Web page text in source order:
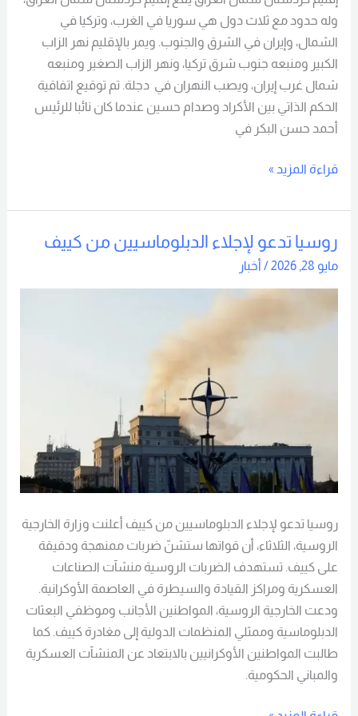
وله حدود مع ثلاث دول هي سوريا في الغرب، وتركيا في
الشمال، وإيران في الشرق والجنوب. ويمر بالإقليم نهر الزاب
الكبير ومنبعه جنوب شرق تركيا، ونهر الزاب الصغير ومنبعه
شمال غرب إيران، ويصب النهران في دجلة. تم توقيع اتفاقية
الحكم الذاتي بين الأكراد وصدام حسين عندما كان نائبا للرئيس
أحمد حسن البكر في
قراءة المزيد »
روسيا تدعو لإجلاء الدبلوماسيين من كييف
مايو 28, 2026 / أخبار
روسيا تدعو لإجلاء الدبلوماسيين من كييف أعلنت وزارة الخارجية
الروسية، الثلاثاء، أن قواتها ستشنّ ضربات ممنهجة ودقيقة
على كييف. تستهدف الضربات الروسية منشآت الصناعات
العسكرية ومراكز القيادة والسيطرة في العاصمة الأوكرانية.
ودعت الخارجية الروسية، المواطنين الأجانب وموظفي البعثات
الدبلوماسية وممثلي المنظمات الدولية إلى مغادرة كييف. كما
طالبت المواطنين الأوكرانيين بالابتعاد عن المنشآت العسكرية
والمباني الحكومية.
روسيا
تدعو